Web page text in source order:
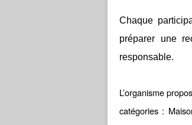
Chaque
préparer une
responsable.
L’organisme
catégories :